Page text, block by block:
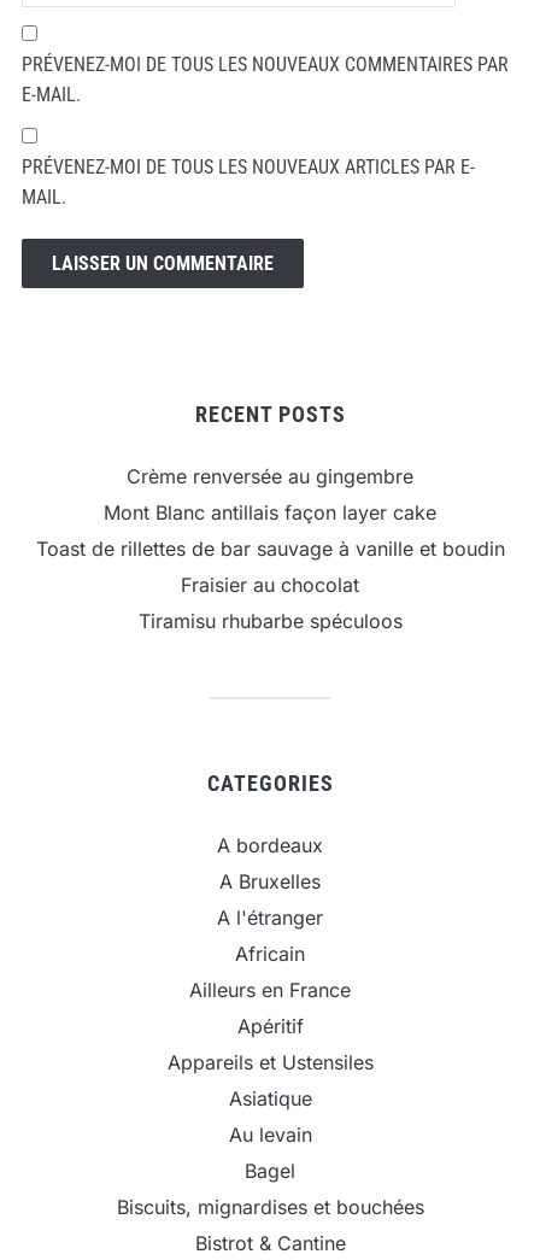
PRÉVENEZ-MOI DE TOUS LES NOUVEAUX COMMENTAIRES PAR
E-MAIL.
PRÉVENEZ-MOI DE TOUS LES NOUVEAUX ARTICLES PAR E-
MAIL.
RECENT POSTS
Crème renversée au gingembre
Mont Blanc antillais façon layer cake
Toast de rillettes de bar sauvage à vanille et boudin
Fraisier au chocolat
Tiramisu rhubarbe spéculoos
CATEGORIES
A bordeaux
A Bruxelles
A l'étranger
Africain
Ailleurs en France
Apéritif
Appareils et Ustensiles
Asiatique
Au levain
Bagel
Biscuits, mignardises et bouchées
Bistrot & Cantine